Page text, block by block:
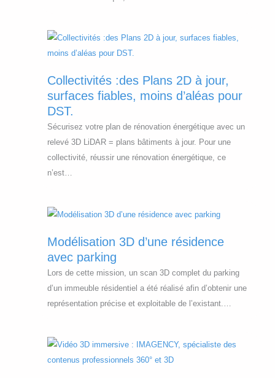
o
t
i
n
c
h
o
l
g
i
e
r
u
l
p
r
e
a
e
d
t
a
i
n
e
x
p
s
e
j
o
r
,
u
r
f
s
i
b
l
e
m
r
i
u
e
3
D
“
H
O
T
C
A
N
”
Collectivités :des Plans 2D à jour,
surfaces fiables, moins d’aléas pour
DST.
Sécurisez votre plan de rénovation énergétique avec un
relevé 3D LiDAR = plans bâtiments à jour. Pour une
collectivité, réussir une rénovation énergétique, ce
n’est…
Modélisation 3D d’une résidence
avec parking
Lors de cette mission, un scan 3D complet du parking
d’un immeuble résidentiel a été réalisé afin d’obtenir une
représentation précise et exploitable de l’existant.…